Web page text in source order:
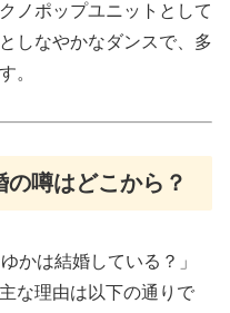
ノポップユニットとして
しなやかなダンスで、多
。
噂はどこから？
かは結婚している？」
な理由は以下の通りで